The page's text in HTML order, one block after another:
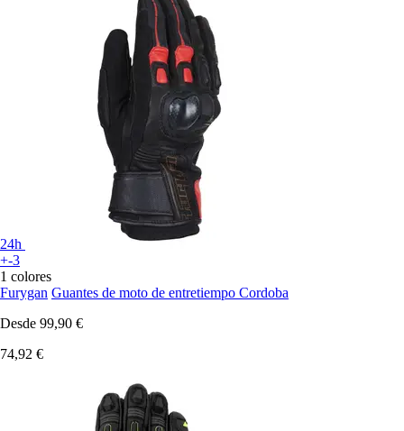
24h
+-3
1 colores
Furygan Guantes de moto de entretiempo Cordoba
Desde 99,90 €
74,92 €